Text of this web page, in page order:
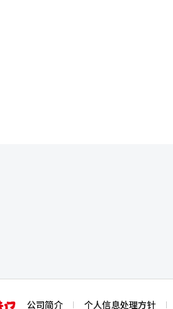
动，继续为有需要的邻里提供
公司简介 个人信息处理方针